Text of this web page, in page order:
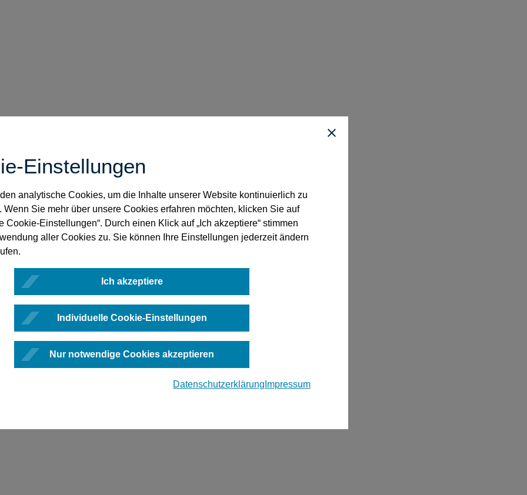
Einstellungen
analytische Cookies, um die Inhalte unserer Website kontinuierlich zu
Wenn Sie mehr über unsere Cookies erfahren möchten, klicken Sie auf
Cookie-Einstellungen“. Durch einen Klick auf „Ich akzeptiere“ stimmen
aller Cookies zu. Sie können Ihre Einstellungen jederzeit ändern
Ich akzeptiere
Individuelle Cookie-Einstellungen
Nur notwendige Cookies akzeptieren
Datenschutzerklärung Impressum